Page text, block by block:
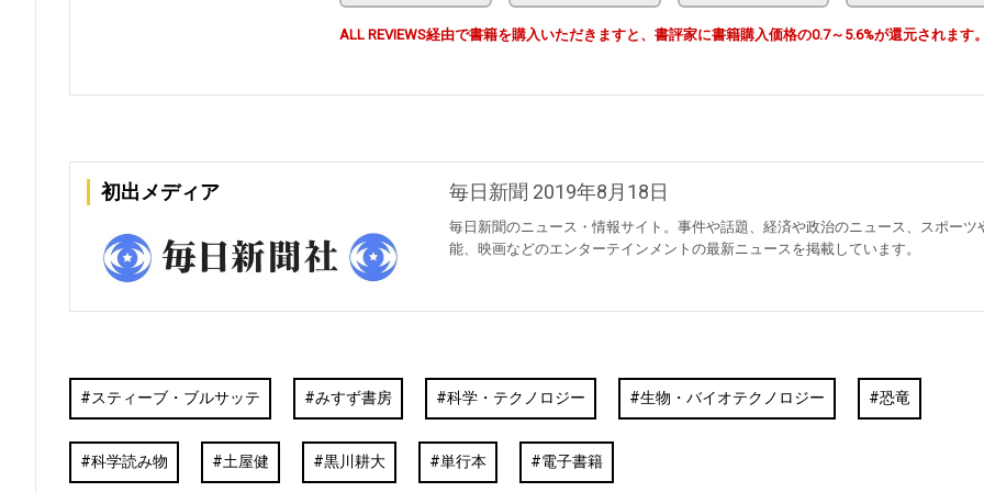
ALL REVIEWS経由で書籍を購入いただきますと、書評家に書籍購入価格の0.7～5.6%が還元されます
初出メディア 毎日新聞 2019年8月18日
毎日新聞のニュース・情報サイト。事件や話題、経済や政治のニュース、スポーツ
能、映画などのエンターテインメントの最新ニュースを掲載しています。
スティーブ・ブルサッテ みすず書房 科学・テクノロジー 生物・バイオテクノロジー 恐竜
科学読み物 土屋健 黒川耕大 単行本 電子書籍